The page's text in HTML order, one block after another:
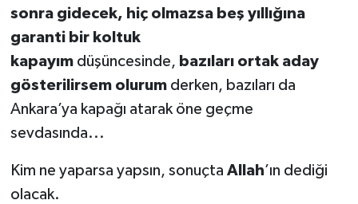
sonra gidecek, hiç olmazsa beş yıllığına
garanti bir koltuk
kapayımdüşüncesinde, bazıları ortak aday
gösterilirsem olurumderken, bazıları da
Ankara’ya kapağı atarak öne geçme
sevdasında...
Kim ne yaparsa yapsın, sonuçta Allah’ın dediği
olacak.